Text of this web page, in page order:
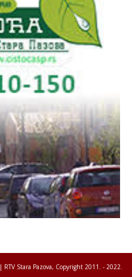
| RTV Stara Pazova, Copyright 2011. - 2022.